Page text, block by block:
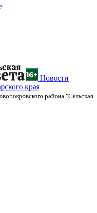
Новости
края
района "Сельская